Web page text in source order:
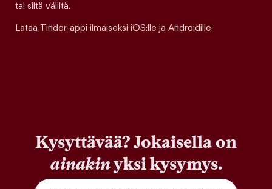
tai siltä väliltä.
Lataa Tinder-appi ilmaiseksi iOS:lle ja Androidille.
Kysyttävää? Jokaisella on
ainakinyksi kysymys.